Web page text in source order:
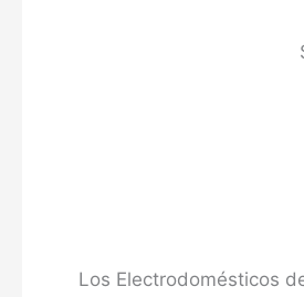
Los Electrodomésticos